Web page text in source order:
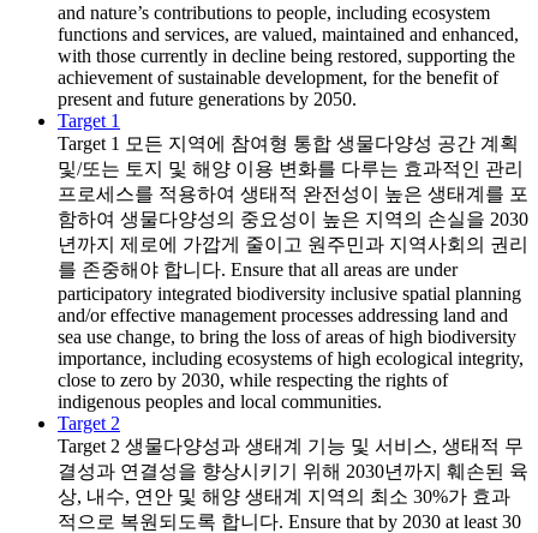
and nature’s contributions to people, including ecosystem
functions and services, are valued, maintained and enhanced,
with those currently in decline being restored, supporting the
achievement of sustainable development, for the benefit of
present and future generations by 2050.
Target 1
Target 1 모든 지역에 참여형 통합 생물다양성 공간 계획
및/또는 토지 및 해양 이용 변화를 다루는 효과적인 관리
프로세스를 적용하여 생태적 완전성이 높은 생태계를 포
함하여 생물다양성의 중요성이 높은 지역의 손실을 2030
년까지 제로에 가깝게 줄이고 원주민과 지역사회의 권리
를 존중해야 합니다. Ensure that all areas are under
participatory integrated biodiversity inclusive spatial planning
and/or effective management processes addressing land and
sea use change, to bring the loss of areas of high biodiversity
importance, including ecosystems of high ecological integrity,
close to zero by 2030, while respecting the rights of
indigenous peoples and local communities.
Target 2
Target 2 생물다양성과 생태계 기능 및 서비스, 생태적 무
결성과 연결성을 향상시키기 위해 2030년까지 훼손된 육
상, 내수, 연안 및 해양 생태계 지역의 최소 30%가 효과
적으로 복원되도록 합니다. Ensure that by 2030 at least 30